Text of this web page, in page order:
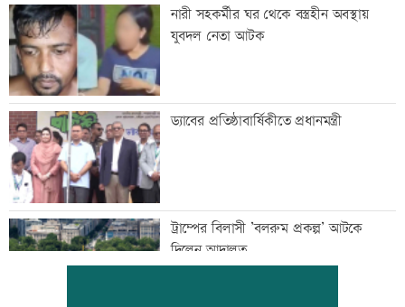
নারী সহকর্মীর ঘর থেকে বস্ত্রহীন অবস্থায়
যুবদল নেতা আটক
ড্যাবের প্রতিষ্ঠাবার্ষিকীতে প্রধানমন্ত্রী
ট্রাম্পের বিলাসী ’বলরুম প্রকল্প’ আটকে
দিলেন আদালত